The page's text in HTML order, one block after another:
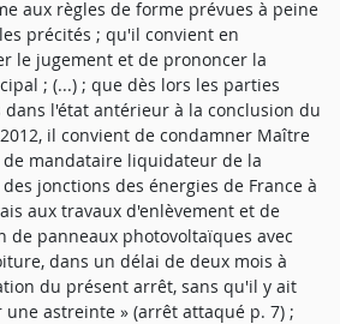
aux règles de forme prévues à peine
précités ; qu'il convient en
le jugement et de prononcer la
; (...) ; que dès lors les parties
l'état antérieur à la conclusion du
il convient de condamner Maître
de mandataire liquidateur de la
jonctions des énergies de France à
aux travaux d'enlèvement et de
de panneaux photovoltaïques avec
dans un délai de deux mois à
du présent arrêt, sans qu'il y ait
une astreinte » (arrêt attaqué p. 7) ;